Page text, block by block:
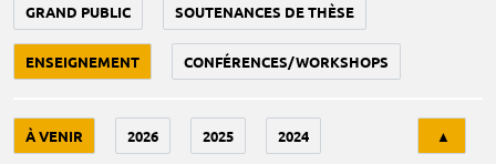
GRAND PUBLIC SOUTENANCES DE THÈSE
ENSEIGNEMENT CONFÉRENCES/WORKSHOPS
À VENIR 2026 2025 2024 ▲